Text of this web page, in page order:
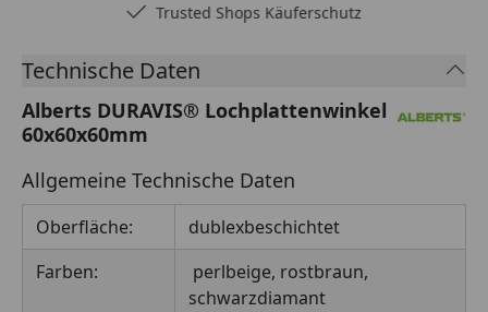
Trusted Shops Käuferschutz
Technische Daten
Alberts DURAVIS® Lochplattenwinkel
60x60x60mm
Allgemeine Technische Daten
Oberfläche:
dublexbeschichtet
Farben:
perlbeige, rostbraun,
schwarzdiamant